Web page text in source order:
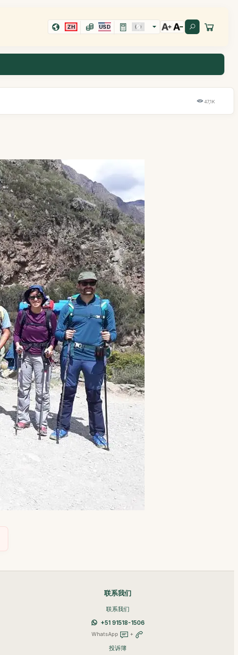
ZH USD
47,1K
联系我们
联系我们
+51 91518-1506
WhatsApp +
投诉簿